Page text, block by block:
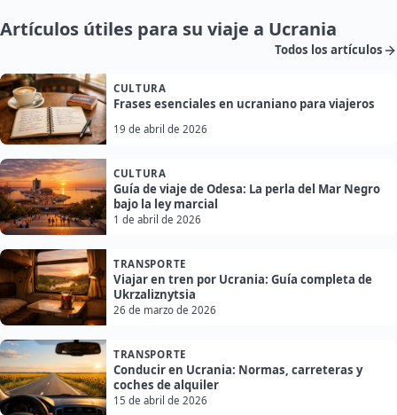
Artículos útiles para su viaje a Ucrania
Todos los artículos
CULTURA
Frases esenciales en ucraniano para viajeros
19 de abril de 2026
CULTURA
Guía de viaje de Odesa: La perla del Mar Negro
bajo la ley marcial
1 de abril de 2026
TRANSPORTE
Viajar en tren por Ucrania: Guía completa de
Ukrzaliznytsia
26 de marzo de 2026
TRANSPORTE
Conducir en Ucrania: Normas, carreteras y
coches de alquiler
15 de abril de 2026